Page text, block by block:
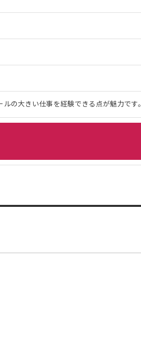
の大きい仕事を経験できる点が魅力です。